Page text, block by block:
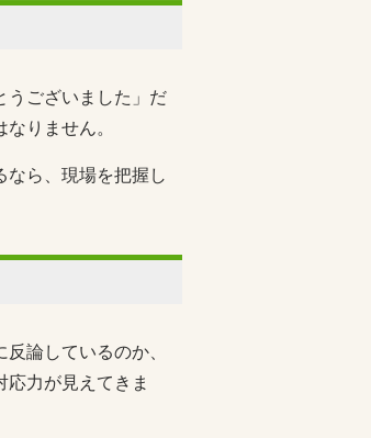
うございました」だ
りません。
なら、現場を把握し
論しているのか、
力が見えてきま